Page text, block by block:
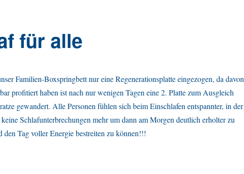
für alle
Familien-Boxspringbett nur eine Regenerationsplatte eingezogen, da davon
profitiert haben ist nach nur wenigen Tagen eine 2. Platte zum Ausgleich
gewandert. Alle Personen fühlen sich beim Einschlafen entspannter, in der
Schlafunterbrechungen mehr um dann am Morgen deutlich erholter zu
den Tag voller Energie bestreiten zu können!!!